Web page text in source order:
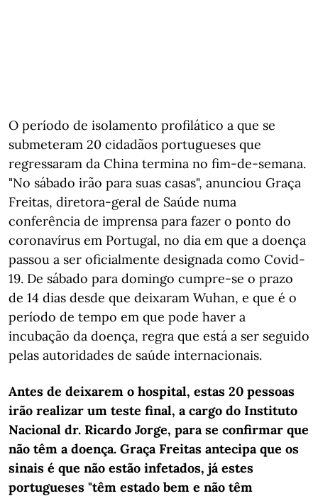
O período de isolamento profilático a que se
submeteram 20 cidadãos portugueses que
regressaram da China termina no fim-de-semana.
"No sábado irão para suas casas", anunciou Graça
Freitas, diretora-geral de Saúde numa
conferência de imprensa para fazer o ponto do
coronavírus em Portugal, no dia em que a doença
passou a ser oficialmente designada como Covid-
19. De sábado para domingo cumpre-se o prazo
de 14 dias desde que deixaram Wuhan, e que é o
período de tempo em que pode haver a
incubação da doença, regra que está a ser seguido
pelas autoridades de saúde internacionais.
Antes de deixarem o hospital, estas 20 pessoas
irão realizar um teste final, a cargo do Instituto
Nacional dr. Ricardo Jorge, para se confirmar que
não têm a doença. Graça Freitas antecipa que os
sinais é que não estão infetados, já estes
portugueses "têm estado bem e não têm